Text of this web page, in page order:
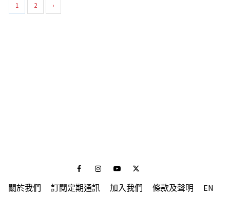
1 2 ›
FacebookInstagramYoutubeTwitter
關於我們 訂閱定期通訊 加入我們 條款及聲明 EN